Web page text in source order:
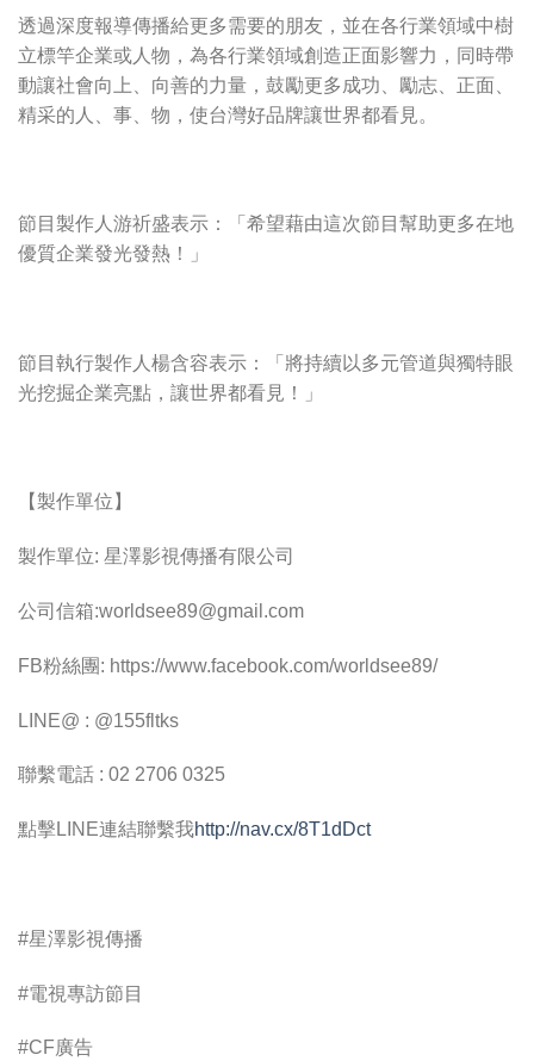
透過深度報導傳播給更多需要的朋友，並在各行業領域中樹
立標竿企業或人物，為各行業領域創造正面影響力，同時帶
動讓社會向上、向善的力量，鼓勵更多成功、勵志、正面、
精采的人、事、物，使台灣好品牌讓世界都看見。
節目製作人游祈盛表示：「希望藉由這次節目幫助更多在地
優質企業發光發熱！」
節目執行製作人楊含容表示：「將持續以多元管道與獨特眼
光挖掘企業亮點，讓世界都看見！」
【製作單位】
製作單位: 星澤影視傳播有限公司
公司信箱:worldsee89@gmail.com
FB粉絲團: https://www.facebook.com/worldsee89/
LINE@ : @155fltks
聯繫電話 : 02 2706 0325
點擊LINE連結聯繫我http://nav.cx/8T1dDct
#星澤影視傳播
#電視專訪節目
#CF廣告